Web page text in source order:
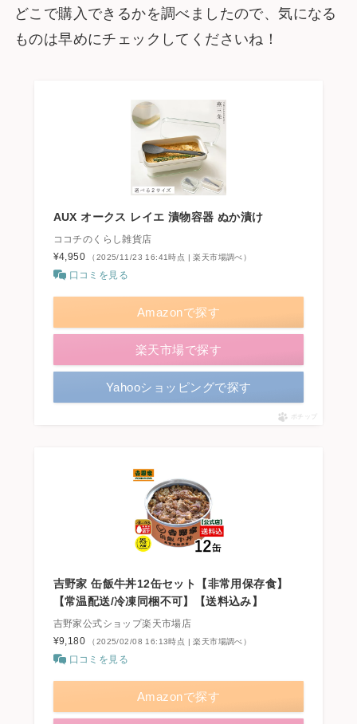
どこで購入できるかを調べましたので、気になる
ものは早めにチェックしてくださいね！
AUX オークス レイエ 漬物容器 ぬか漬け
ココチのくらし雑貨店
¥4,950
（2025/11/23 16:41時点 | 楽天市場調べ）
口コミを見る
Amazonで探す
楽天市場で探す
Yahooショッピングで探す
ポチップ
吉野家 缶飯牛丼12缶セット【非常用保存食】
【常温配送/冷凍同梱不可】【送料込み】
吉野家公式ショップ楽天市場店
¥9,180
（2025/02/08 16:13時点 | 楽天市場調べ）
口コミを見る
Amazonで探す